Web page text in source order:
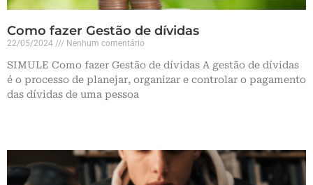
Como fazer Gestão de dívidas
22/05/2024 Nenhum comentário
SIMULE Como fazer Gestão de dívidas A gestão de dívidas
é o processo de planejar, organizar e controlar o pagamento
das dívidas de uma pessoa